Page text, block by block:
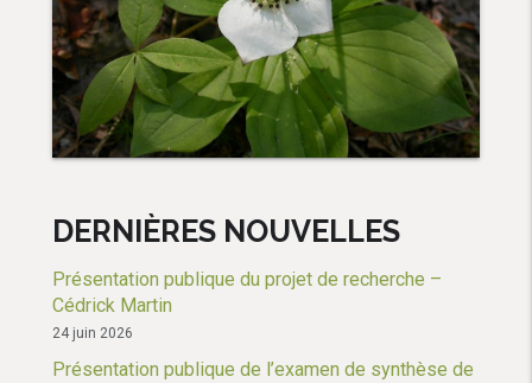
DERNIÈRES NOUVELLES
Présentation publique du projet de recherche –
Cédrick Martin
24 juin 2026
Présentation publique de l’examen de synthèse de